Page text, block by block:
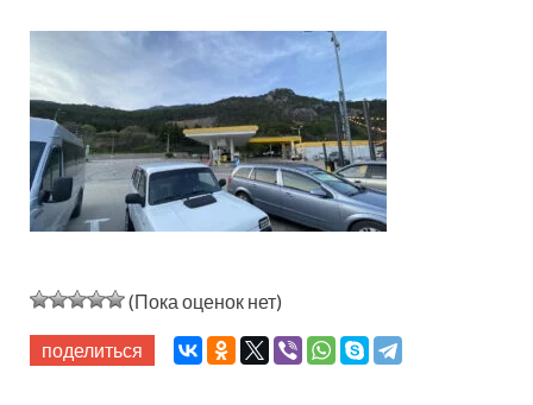
(Пока оценок нет)
поделиться